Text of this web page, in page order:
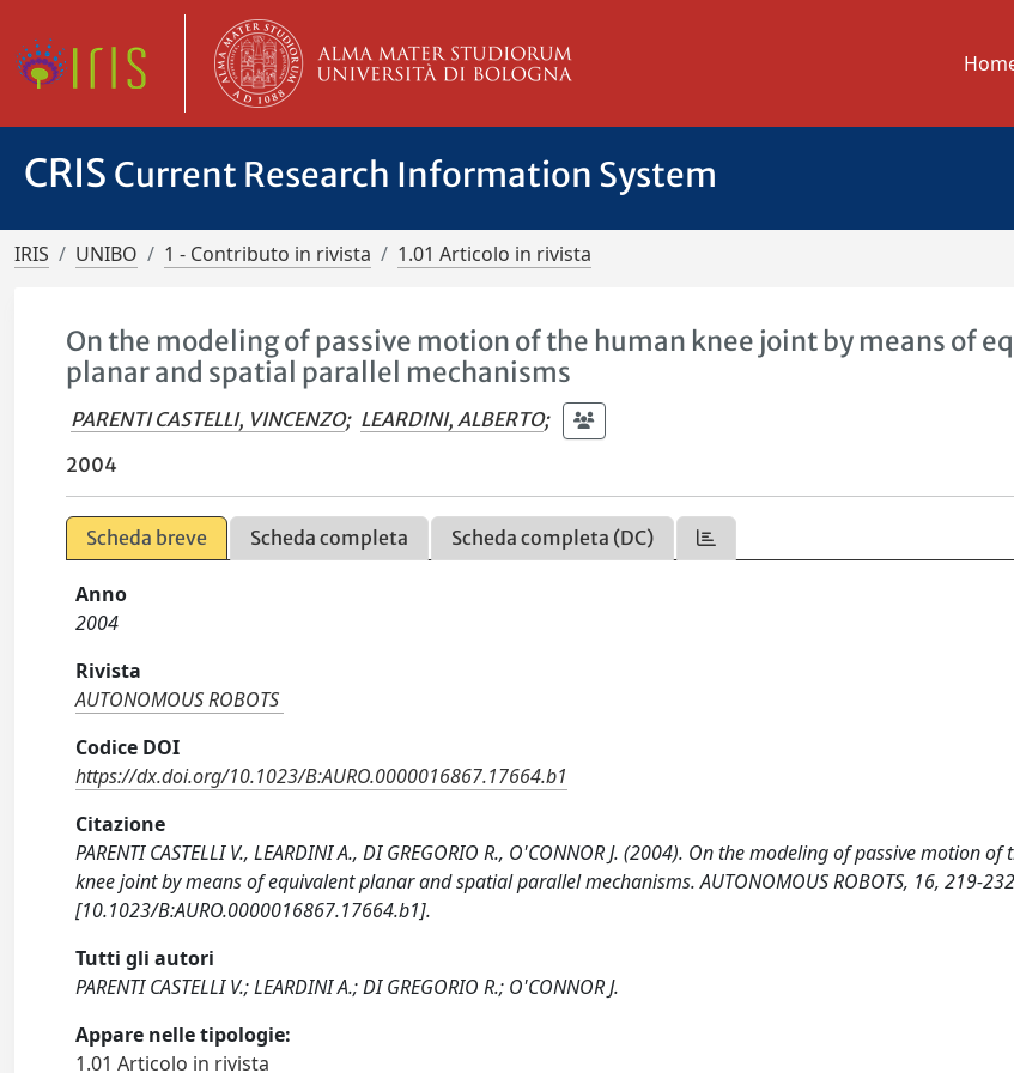
CRIS Current Research Information System
IRIS UNIBO 1 - Contributo in rivista 1.01 Articolo in rivista
On the modeling of passive motion of the human knee joint by means of
planar and spatial parallel mechanisms
PARENTI CASTELLI, VINCENZO; LEARDINI, ALBERTO;
2004
Scheda breve Scheda completa Scheda completa (DC)
Anno
2004
Rivista
AUTONOMOUS ROBOTS
Codice DOI
https://dx.doi.org/10.1023/B:AURO.0000016867.17664.b1
Citazione
PARENTI CASTELLI V., LEARDINI A., DI GREGORIO R., O'CONNOR J. (2004). On the modeling of passive motion
knee joint by means of equivalent planar and spatial parallel mechanisms. AUTONOMOUS ROBOTS, 16, 219-232
[10.1023/B:AURO.0000016867.17664.b1].
Tutti gli autori
PARENTI CASTELLI V.; LEARDINI A.; DI GREGORIO R.; O'CONNOR J.
Appare nelle tipologie:
1.01 Articolo in rivista